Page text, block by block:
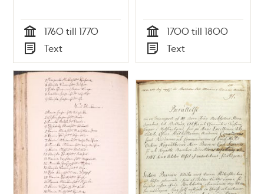
Tid
1760 till 1770
Typ
Text Tid
1700 till 1800
Typ
Text